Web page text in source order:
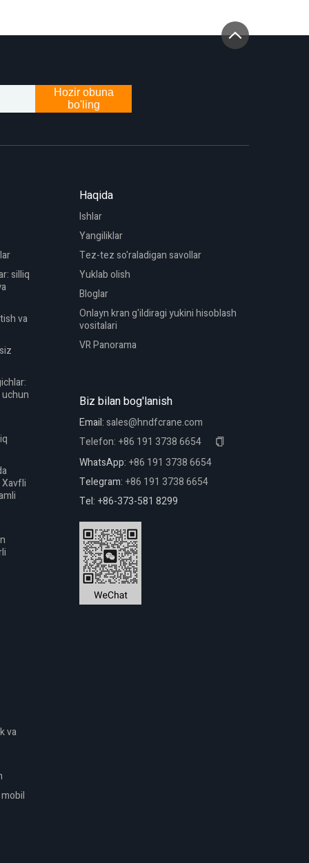
Hozir obuna
bo'ling
silliq
va
va
Haqida
Ishlar
Yangiliklar
Tez-tez so'raladigan savollar
Yuklab olish
Bloglar
Onlayn kran g'ildiragi yukini hisoblash
vositalari
VR Panorama
Biz bilan bog'lanish
Email:sales@hndfcrane.com
Telefon: +86 191 3738 6654
WhatsApp: +86 191 3738 6654
Telegram: +86 191 3738 6654
Tel: +86-373-581 8299